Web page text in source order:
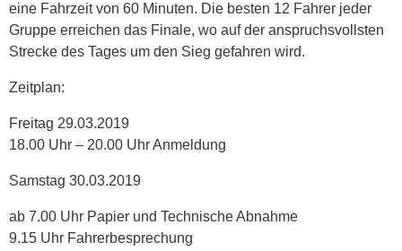
eine Fahrzeit von 60 Minuten. Die besten 12 Fahrer jeder
Gruppe erreichen das Finale, wo auf der anspruchsvollsten
Strecke des Tages um den Sieg gefahren wird.
Zeitplan:
Freitag 29.03.2019
18.00 Uhr – 20.00 Uhr Anmeldung
Samstag 30.03.2019
ab 7.00 Uhr Papier und Technische Abnahme
9.15 Uhr Fahrerbesprechung